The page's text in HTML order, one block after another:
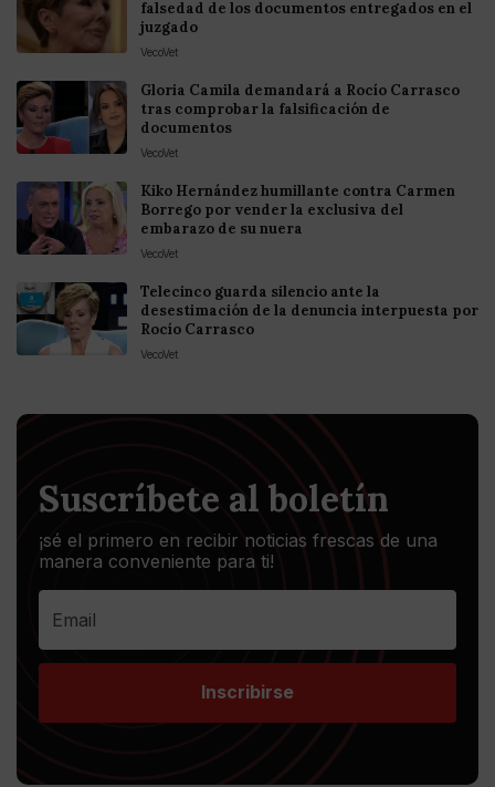
falsedad de los documentos entregados en el
juzgado
VecoVet
Gloria Camila demandará a Rocío Carrasco
tras comprobar la falsificación de
documentos
VecoVet
Kiko Hernández humillante contra Carmen
Borrego por vender la exclusiva del
embarazo de su nuera
VecoVet
Telecinco guarda silencio ante la
desestimación de la denuncia interpuesta por
Rocío Carrasco
VecoVet
Suscríbete al boletín
¡sé el primero en recibir noticias frescas de una
manera conveniente para ti!
Inscribirse